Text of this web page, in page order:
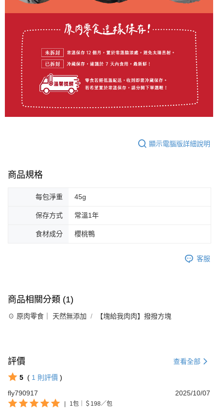
顯示電腦版詳細說明
商品規格
每包淨重 45g
保存方式 常溫1年
食材成分 櫻桃鴨
客服
商品相關分類 (1)
☉ 原肉零食｜ 天然無添加 【塊給我肉肉】撥撥方塊
評價 查看全部
5 ( 1 則評價 )
fly790917
2025/10/07
1包｜＄198／包